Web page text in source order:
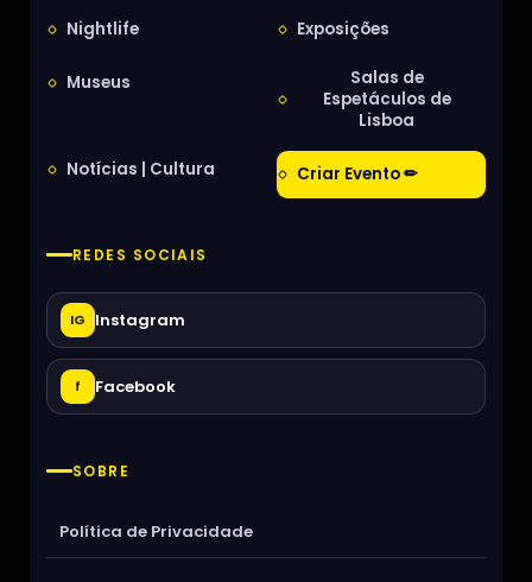
Nightlife Exposições
Museus
Salas de
Espetáculos de
Lisboa
Notícias | Cultura Criar Evento ✏
REDES SOCIAIS
IG Instagram
f Facebook
SOBRE
Política de Privacidade